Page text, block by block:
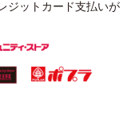
菜の取扱いが始ま
がとうございま
秋の限定【蔵出し
料無料企画や、こ
ジットカード支払いが